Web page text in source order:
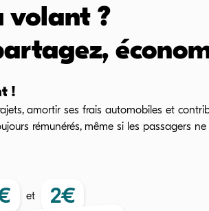
volant ?
!
amortir ses frais automobiles et
rémunérés, même si les passagers
et 2€